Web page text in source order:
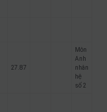
27.87
Môn
Anh
nhân
hệ
số 2